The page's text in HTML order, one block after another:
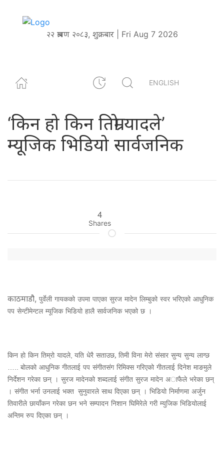
२२ श्रावण २०८३, शुक्रबार | Fri Aug 7 2026
ENGLISH
‘किन हो किन तिम्रो यादले’
म्यूजिक भिडियो सार्वजनिक
4
Shares
काठमाडौ, पुर्वेली गायकको उपमा पाएका सुरज मादेन लिम्बुको स्वर भरिएको आधुनिक
पप सेन्टीमेन्टल म्यूजिक भिडियो हालै सार्वजनिक भएको छ ।
किन हो किन तिम्रो यादले, यति धेरै सताउछ, तिमी विना मेरो संसार सुन्य सुन्य लाग्छ
बोलको आधुनिक गीतलाई पप संगीतसंग रिमिक्स गरिएको गीतलाई दिनेश माङमुले
निर्देशन गरेका छन् । सुरज मादेनको शब्दलाई संगीत सुरज मादेन अाफैले भरेका छन्
। संगीत भर्ना उनलाई भक्त सुनुवारले साथ दिएका छन् । भिडियो निर्माणमा अर्जुन
तिवारीले छायाँकन गरेका छन भने सम्पादन निशान घिमिरेले गरी म्युजिक भिडियोलाई
अन्तिम रुप दिएका छन् ।